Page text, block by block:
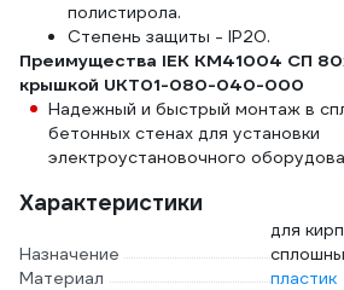
полистирола.
Степень защиты - IP20.
Преимущества IEK КМ41004 СП
крышкой UKT01-080-040-000
Надежный и быстрый монтаж в
бетонных стенах для установки
электроустановочного
Характеристики
Назначение
для
Материал
пластик